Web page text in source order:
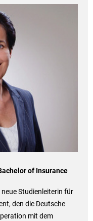
of Insurance
Studienleiterin für
den die Deutsche
mit dem